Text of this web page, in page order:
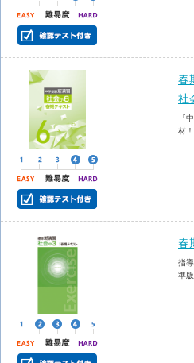
春
社
『
材！
春
指
準